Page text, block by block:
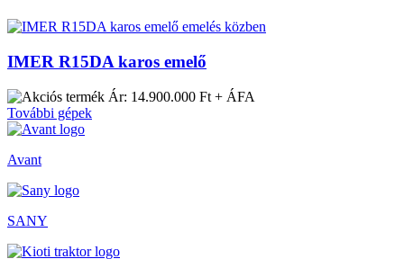
IMER R15DA karos emelő
Ár: 14.900.000 Ft + ÁFA
További gépek
Avant
SANY